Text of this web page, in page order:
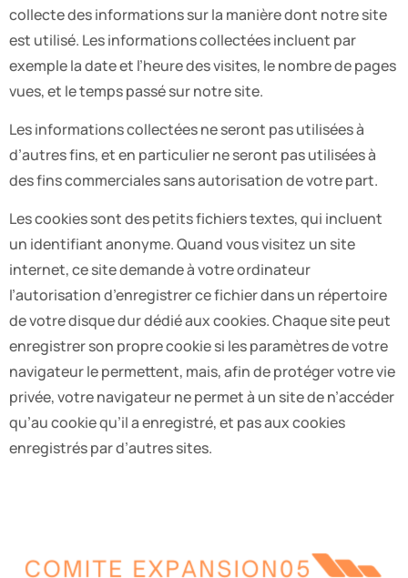
collecte des informations sur la manière dont notre site
est utilisé. Les informations collectées incluent par
exemple la date et l’heure des visites, le nombre de pages
vues, et le temps passé sur notre site.
Les informations collectées ne seront pas utilisées à
d’autres fins, et en particulier ne seront pas utilisées à
des fins commerciales sans autorisation de votre part.
Les cookies sont des petits fichiers textes, qui incluent
un identifiant anonyme. Quand vous visitez un site
internet, ce site demande à votre ordinateur
l’autorisation d’enregistrer ce fichier dans un répertoire
de votre disque dur dédié aux cookies. Chaque site peut
enregistrer son propre cookie si les paramètres de votre
navigateur le permettent, mais, afin de protéger votre vie
privée, votre navigateur ne permet à un site de n’accéder
qu’au cookie qu’il a enregistré, et pas aux cookies
enregistrés par d’autres sites.